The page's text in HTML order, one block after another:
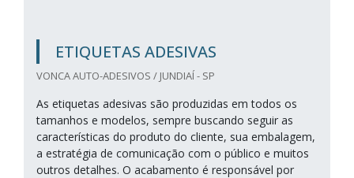
ETIQUETAS ADESIVAS
VONCA AUTO-ADESIVOS / JUNDIAÍ - SP
As etiquetas adesivas são produzidas em todos os
tamanhos e modelos, sempre buscando seguir as
características do produto do cliente, sua embalagem,
a estratégia de comunicação com o público e muitos
outros detalhes. O acabamento é responsável por